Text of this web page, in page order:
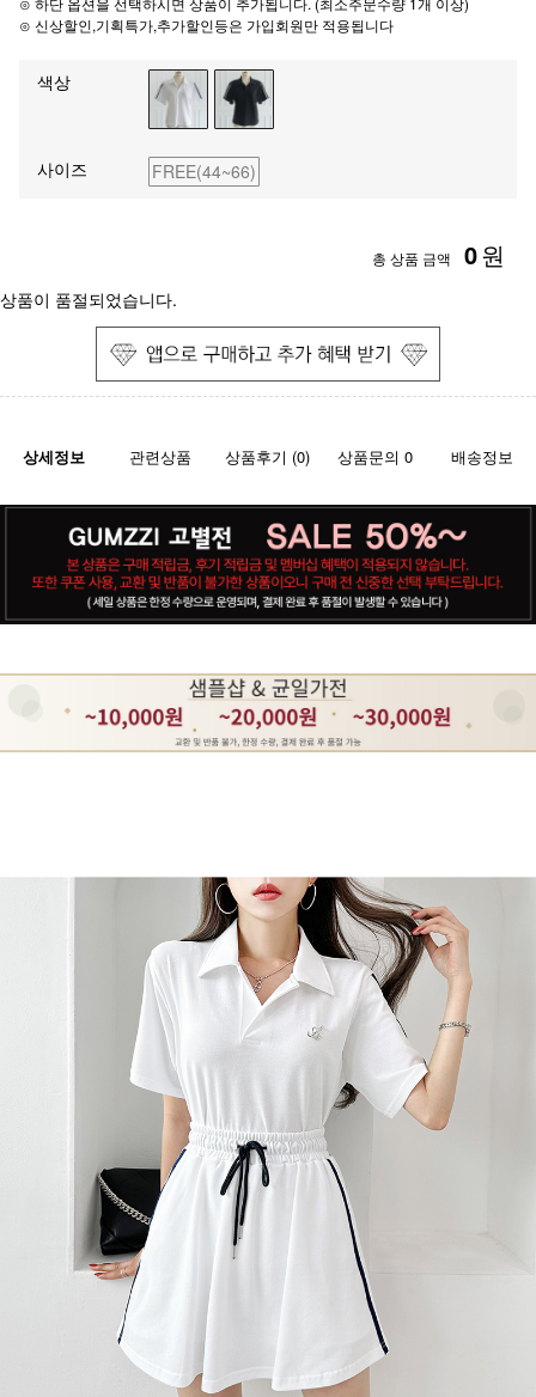
⊙ 신상할인,기획특가,추가할인등은 가입회원만 적용됩니다
색상
사이즈 FREE(44~66)
총 상품 금액 0원
상품이 품절되었습니다.
상세정보 관련상품 상품후기 (0) 상품문의 0 배송정보